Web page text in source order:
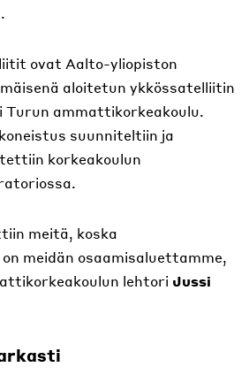
ovat Aalto-yliopiston
aloitetun ykkössatelliitin
Turun ammattikorkeakoulu.
suunniteltiin ja
korkeakoulun
meitä, koska
meidän osaamisaluettamme,
lehtori Jussi